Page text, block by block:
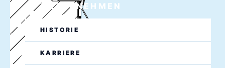
UNTERNEHMEN
HISTORIE
KARRIERE